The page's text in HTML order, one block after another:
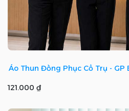
Áo Thun Đồng Phục Cổ Trụ - GP
121.000 ₫